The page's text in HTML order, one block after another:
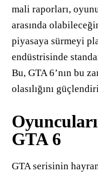
mali raporları,
arasında
piyasaya sürmeyi
endüstrisinde
Bu, GTA 6’nın bu
olasılığını
GTA 6
GTA serisinin